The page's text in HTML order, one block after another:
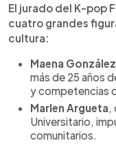
El jurado del K-pop
cuatro grandes
cultura:
Maena González
más de 25 años
y competencias
Marlen Argueta,
Universitario,
comunitarios.